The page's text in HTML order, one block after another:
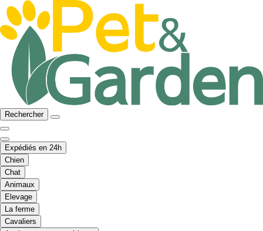
Rechercher
Expédiés en 24h
Chien
Chat
Animaux
Elevage
La ferme
Cavaliers